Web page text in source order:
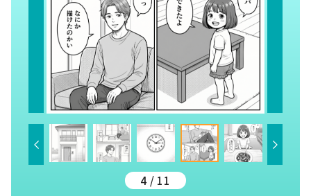
4 / 11